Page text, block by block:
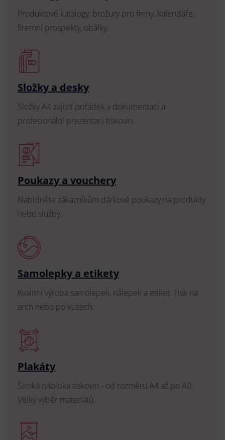
Produktové katalogy, brožury pro firmy, kalendáře,
firemní prospekty, obálky.
Složky a desky
Složky A4 zajistí pořádek v dokumentaci a
profesionální prezentaci tiskovin.
Poukazy a vouchery
Nabídněte zákazníkům dárkové poukazy na produkty
nebo služby.
Samolepky a etikety
Kvalitní výroba samolepek, nálepek a etiket. Tisk na
arch nebo po kusech.
Plakáty
Široká nabídka tiskovin - od rozměru A4 až po A0.
Velký výběr materiálů.